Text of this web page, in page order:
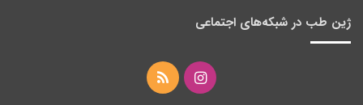
ژین طب در شبکه‌های اجتماعی
اینستاگرامخوراک